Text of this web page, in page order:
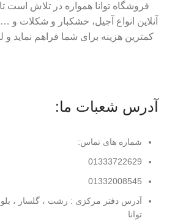
فروشگاه توانا همواره در تلاش است تا
آنلاین انواع آجیل، خشکبار و شکلات و …
کمترین هزینه برای شما فراهم نماید
آدرس شعبات ما:
شماره های تماس:
01333722629
01332008545
آدرس دفتر مرکزی : رشت ، گلسار ، بلوار
توانا